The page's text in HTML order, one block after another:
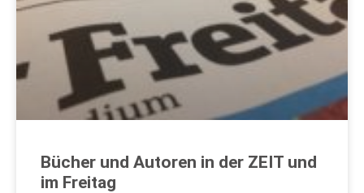
Bücher und Autoren in der ZEIT und
im Freitag